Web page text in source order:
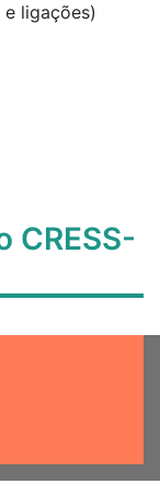
ligações)
CRESS-